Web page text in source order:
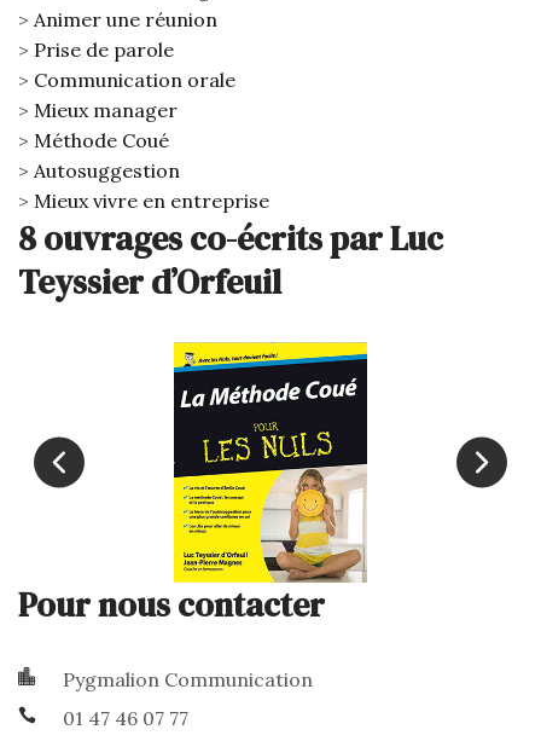
Animer une réunion
Prise de parole
Communication orale
Mieux manager
Méthode Coué
Autosuggestion
Mieux vivre en entreprise
8 ouvrages co-écrits par Luc
Teyssier d’Orfeuil
Pour nous contacter
Pygmalion Communication
01 47 46 07 77